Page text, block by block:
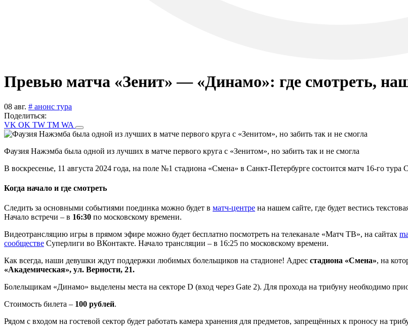
Превью матча «Зенит» — «Динамо»: где смотреть,
08 авг. # анонс тура
Поделиться:
VK OK TW TM WA
Фаузия Нажэмба была одной из лучших в матче первого круга с «Зенитом», но забить так и не смогла
В воскресенье, 11 августа 2024 года, на поле №1 стадиона «Смена» в Санкт-Петербурге состоится матч 16-го
Когда начало и где смотреть
Следить за основными событиями поединка можно будет в матч-центре на нашем сайте, где будет вестись
Начало встречи – в 16:30 по московскому времени.
Видеотрансляцию игры в прямом эфире можно будет бесплатно посмотреть на телеканале «Матч ТВ», на сайтах
сообществе Суперлиги во ВКонтакте. Начало трансляции – в 16:25 по московскому времени.
Как всегда, наши девушки ждут поддержки любимых болельщиков на стадионе! Адрес стадиона «Смена», на
«Академическая», ул. Верности, 21.
Болельщикам «Динамо» выделены места на секторе D (вход через Gate 2). Для прохода на трибуну необходимо
Стоимость билета – 100 рублей.
Рядом с входом на гостевой сектор будет работать камера хранения для предметов, запрещённых к проносу на